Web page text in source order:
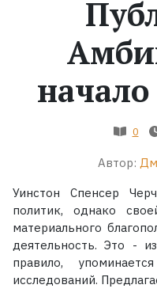
0
Автор:
Уинстон Спенсер
политик, однако
материального
деятельность. Это -
правило,
исследований.